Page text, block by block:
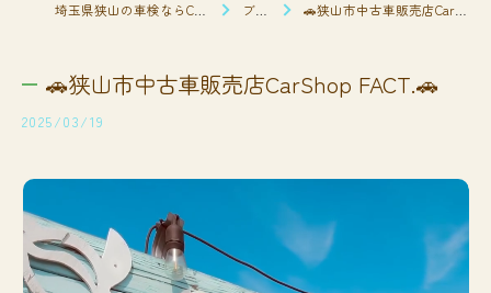
ブログ 🚗狭山市中古車販売店CarShop FACT.🚗
🚗狭山市中古車販売店CarShop FACT.🚗
2025/03/19